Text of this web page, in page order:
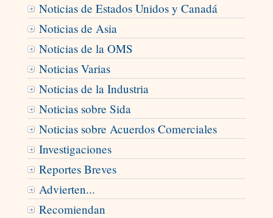
Noticias de Estados Unidos y Canadá
Noticias de Asia
Noticias de la OMS
Noticias Varias
Noticias de la Industria
Noticias sobre Sida
Noticias sobre Acuerdos Comerciales
Investigaciones
Reportes Breves
Advierten...
Recomiendan